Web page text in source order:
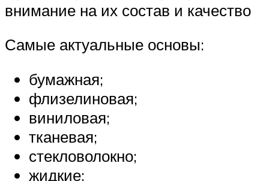
внимание на их состав и качество
Самые актуальные основы:
бумажная;
флизелиновая;
виниловая;
тканевая;
стекловолокно;
жидкие;